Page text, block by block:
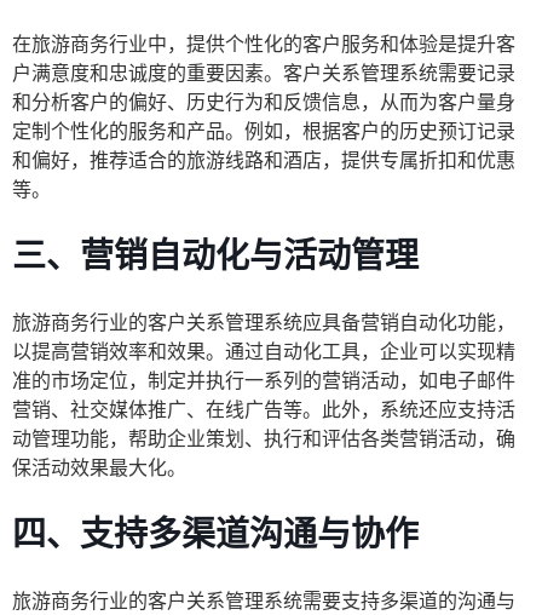
在旅游商务行业中，提供个性化的客户服务和体验是提升客
户满意度和忠诚度的重要因素。客户关系管理系统需要记录
和分析客户的偏好、历史行为和反馈信息，从而为客户量身
定制个性化的服务和产品。例如，根据客户的历史预订记录
和偏好，推荐适合的旅游线路和酒店，提供专属折扣和优惠
等。
三、营销自动化与活动管理
旅游商务行业的客户关系管理系统应具备营销自动化功能，
以提高营销效率和效果。通过自动化工具，企业可以实现精
准的市场定位，制定并执行一系列的营销活动，如电子邮件
营销、社交媒体推广、在线广告等。此外，系统还应支持活
动管理功能，帮助企业策划、执行和评估各类营销活动，确
保活动效果最大化。
四、支持多渠道沟通与协作
旅游商务行业的客户关系管理系统需要支持多渠道的沟通与